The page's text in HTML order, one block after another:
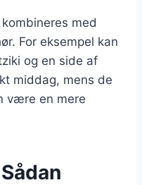
med
For eksempel kan
og en side af
middag, mens de
være en mere